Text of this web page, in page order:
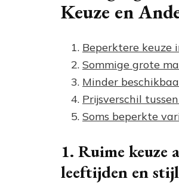
Keuze en
Beperktere keuze
Sommige grote
Minder
Prijsverschil
Soms beperkte
1. Ruime
leeftijden en